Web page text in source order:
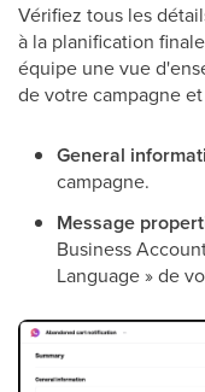
Vérifiez tous les
à la planification
équipe une vue
de votre campagne
General
campagne.
Message
Business
Language » de